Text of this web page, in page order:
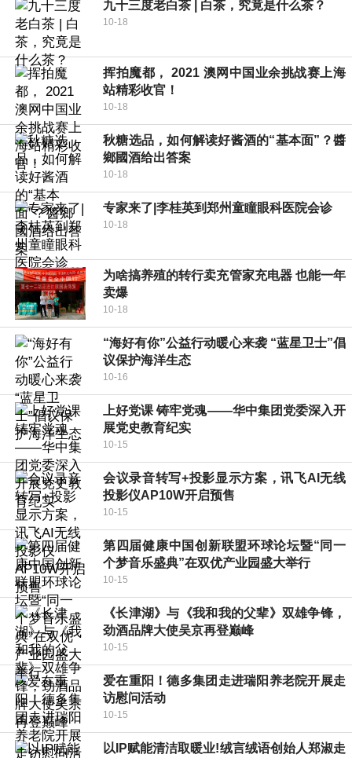
九十三度老白茶 | 白茶，究竟是什么茶？
10-18
挥拍魔都， 2021 澳网中国业余挑战赛上海
站精彩收官！
10-18
秋糖选品，如何解读好酱酒的“基本面”？醬
鄉國酒给出答案
10-18
专家来了|李桂英到郑州童瞳眼科医院会诊
10-18
为啥搞养殖的转行卖充管家充电器 也能一年
卖爆
10-18
“海好有你”公益行动暖心来袭 “蓝星卫士”倡
议保护海洋生态
10-16
上好党课 铸牢党魂——华中集团党委深入开
展党史教育纪实
10-15
会议录音转写+投影显示方案，讯飞AI无线
投影仪AP10W开启预售
10-15
第四届健康中国创新联盟环球论坛暨“同一
个梦音乐盛典”在双优产业园盛大举行
10-15
《长津湖》与《我和我的父辈》双雄争锋，
劲酒品牌大使吴京再登巅峰
10-15
爱在重阳！德多集团走进瑞阳养老院开展走
访慰问活动
10-15
以IP赋能清洁取暖业!绒言绒语创始人郑淑走